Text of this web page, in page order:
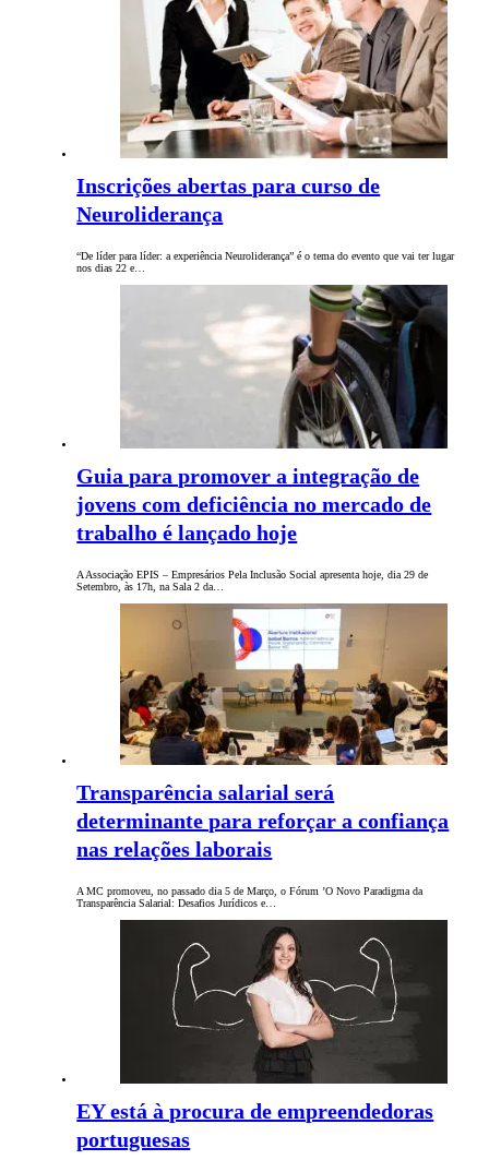
Inscrições abertas para curso de
Neuroliderança
“De líder para líder: a experiência Neuroliderança” é o tema do evento que vai ter lugar
nos dias 22 e…
Guia para promover a integração de
jovens com deficiência no mercado de
trabalho é lançado hoje
A Associação EPIS – Empresários Pela Inclusão Social apresenta hoje, dia 29 de
Setembro, às 17h, na Sala 2 da…
Transparência salarial será
determinante para reforçar a confiança
nas relações laborais
A MC promoveu, no passado dia 5 de Março, o Fórum ’O Novo Paradigma da
Transparência Salarial: Desafios Jurídicos e…
EY está à procura de empreendedoras
portuguesas